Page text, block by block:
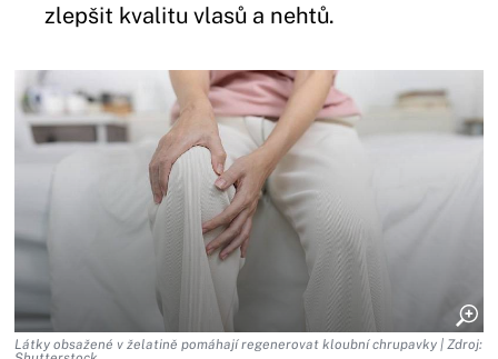
zlepšit kvalitu vlasů a nehtů.
Látky obsažené v želatině pomáhají regenerovat kloubní chrupavky | Zdroj: